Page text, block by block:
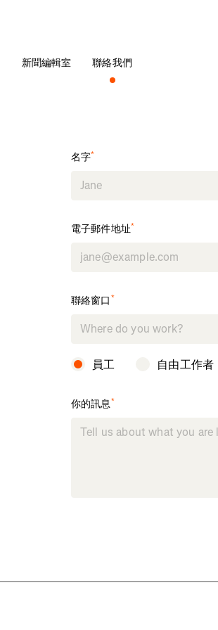
新聞編輯室 聯絡我們
名字*
電子郵件地址*
聯絡窗口 *
員工 自由工作者
你的訊息*